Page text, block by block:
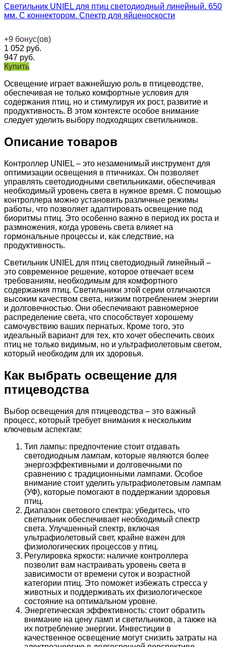
Светильник UNIEL для птиц светодиодный линейный. 650
мм. С коннектором. Спектр для яйценоскости
+9 бонус(ов)
1 052 руб.
947 руб.
Купить
Освещение играет важнейшую роль в птицеводстве,
обеспечивая не только комфортные условия для
содержания птиц, но и стимулируя их рост, развитие и
продуктивность. В этом контексте особое внимание
следует уделить выбору подходящих светильников.
Описание товаров
Контроллер UNIEL – это незаменимый инструмент для
оптимизации освещения в птичниках. Он позволяет
управлять светодиодными светильниками, обеспечивая
необходимый уровень света в нужное время. С помощью
контроллера можно установить различные режимы
работы, что позволяет адаптировать освещение под
биоритмы птиц. Это особенно важно в период их роста и
размножения, когда уровень света влияет на
гормональные процессы и, как следствие, на
продуктивность.
Светильник UNIEL для птиц светодиодный линейный –
это современное решение, которое отвечает всем
требованиям, необходимым для комфортного
содержания птиц. Светильники этой серии отличаются
высоким качеством света, низким потреблением энергии
и долговечностью. Они обеспечивают равномерное
распределение света, что способствует хорошему
самочувствию ваших пернатых. Кроме того, это
идеальный вариант для тех, кто хочет обеспечить своих
птиц не только видимым, но и ультрафиолетовым светом,
который необходим для их здоровья.
Как выбрать освещение для
птицеводства
Выбор освещения для птицеводства – это важный
процесс, который требует внимания к нескольким
ключевым аспектам:
Тип лампы: предпочтение стоит отдавать
светодиодным лампам, которые являются более
энергоэффективными и долговечными по
сравнению с традиционными лампами. Особое
внимание стоит уделить ультрафиолетовым лампам
(УФ), которые помогают в поддержании здоровья
птиц.
Диапазон светового спектра: убедитесь, что
светильник обеспечивает необходимый спектр
света. Улучшенный спектр, включая
ультрафиолетовый свет, крайне важен для
физиологических процессов у птиц.
Регулировка яркости: наличие контроллера
позволит вам настраивать уровень света в
зависимости от времени суток и возрастной
категории птиц. Это поможет избежать стресса у
животных и поддерживать их физиологическое
состояние на оптимальном уровне.
Энергетическая эффективность: стоит обратить
внимание на цену ламп и светильников, а также на
их потребление энергии. Инвестиции в
качественное освещение могут снизить затраты на